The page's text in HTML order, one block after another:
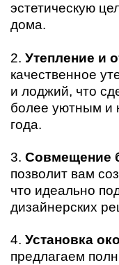
эстетическую
дома.
2. Утепление и
качественное
и лоджий, что
более уютным и
года.
3. Совмещение
позволит вам
что идеально
дизайнерских
4. Установка
предлагаем